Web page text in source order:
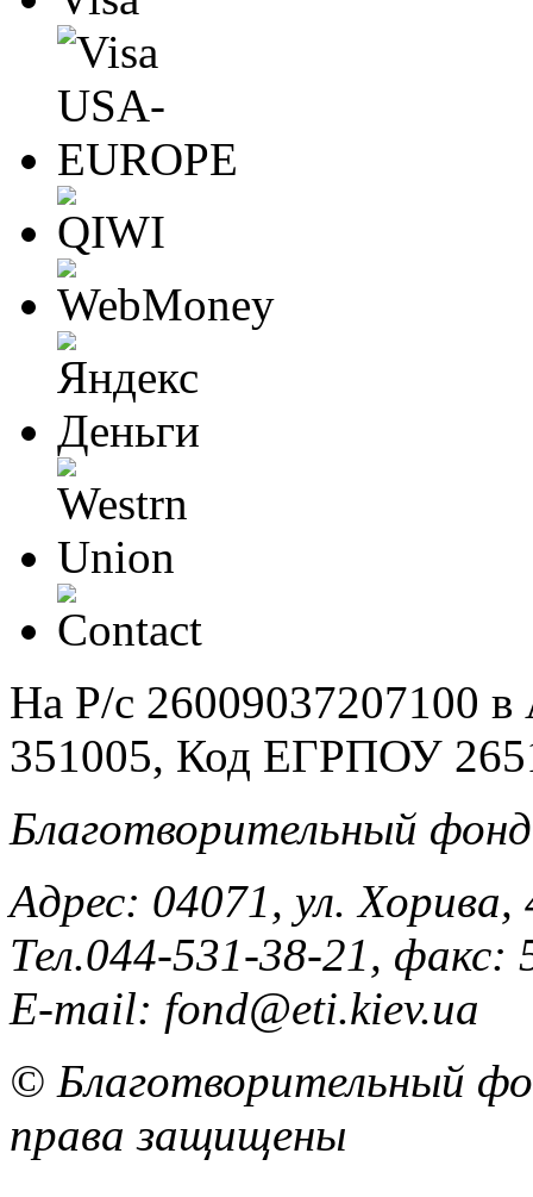
На Р/c 26009037207100
351005, Код ЕГРПОУ
Благотворительный
Адрес: 04071, ул.
Тел.044-531-38-21, факс:
E-mail: fond@eti.kiev.ua
© Благотворительный
права защищены